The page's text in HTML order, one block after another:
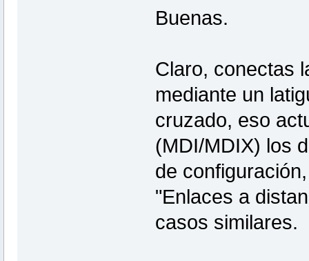
Buenas.
Claro, conectas
mediante un
cruzado, eso
(MDI/MDIX) los
de
"Enlaces a
casos similares.